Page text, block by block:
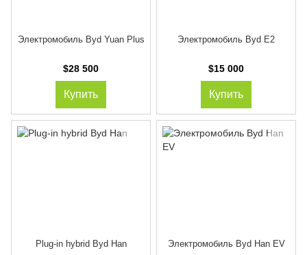
Электромобиль Byd Yuan Plus
$28 500
Купить
Электромобиль Byd E2
$15 000
Купить
Plug-in hybrid Byd Han Электромобиль Byd Han EV